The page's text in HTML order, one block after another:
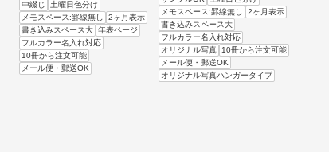
中綴じ
土曜日色分け
メモスペース:罫線無し
2ヶ月表示
書き込みスペース大 年表ページ
フルカラー名入れ対応
10冊から注文可能
メール便・郵送OK
メモスペース:罫線無し
2ヶ月表示
書き込みスペース大
フルカラー名入れ対応
オリジナル写真 10冊から注文可能
メール便・郵送OK
オリジナル写真ハンガータイプ